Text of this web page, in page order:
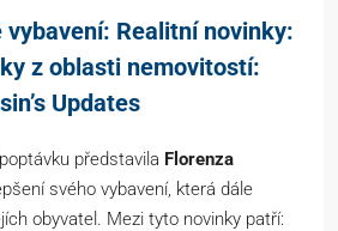
vybavení: Realitní novinky:
z oblasti nemovitostí:
Updates
představila Florenza
svého vybavení, která dále
obyvatel. Mezi tyto novinky patří: